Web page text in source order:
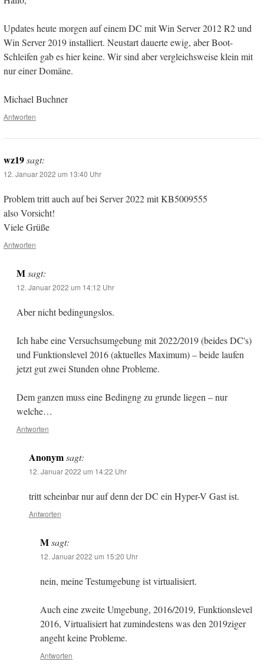
Updates heute morgen auf einem DC mit Win Server 2012 R2 und
Win Server 2019 installiert. Neustart dauerte ewig, aber Boot-
Schleifen gab es hier keine. Wir sind aber vergleichsweise klein mit
nur einer Domäne.
Michael Buchner
Antworten
wz19sagt:
12. Januar 2022 um 13:40 Uhr
Problem tritt auch auf bei Server 2022 mit KB5009555
also Vorsicht!
Viele Grüße
Antworten
M sagt:
12. Januar 2022 um 14:12 Uhr
Aber nicht bedingungslos.
Ich habe eine Versuchsumgebung mit 2022/2019 (beides DC's)
und Funktionslevel 2016 (aktuelles Maximum) – beide laufen
jetzt gut zwei Stunden ohne Probleme.
Dem ganzen muss eine Bedingng zu grunde liegen – nur
welche…
Antworten
Anonym sagt:
12. Januar 2022 um 14:22 Uhr
tritt scheinbar nur auf denn der DC ein Hyper-V Gast ist.
Antworten
Msagt:
12. Januar 2022 um 15:20 Uhr
nein, meine Testumgebung ist virtualisiert.
Auch eine zweite Umgebung, 2016/2019, Funktionslevel
2016, Virtualisiert hat zumindestens was den 2019ziger
angeht keine Probleme.
Antworten